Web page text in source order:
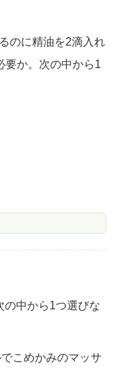
のに精油を2滴入れ
要か。次の中から1
の中から1つ選びな
こめかみのマッサ